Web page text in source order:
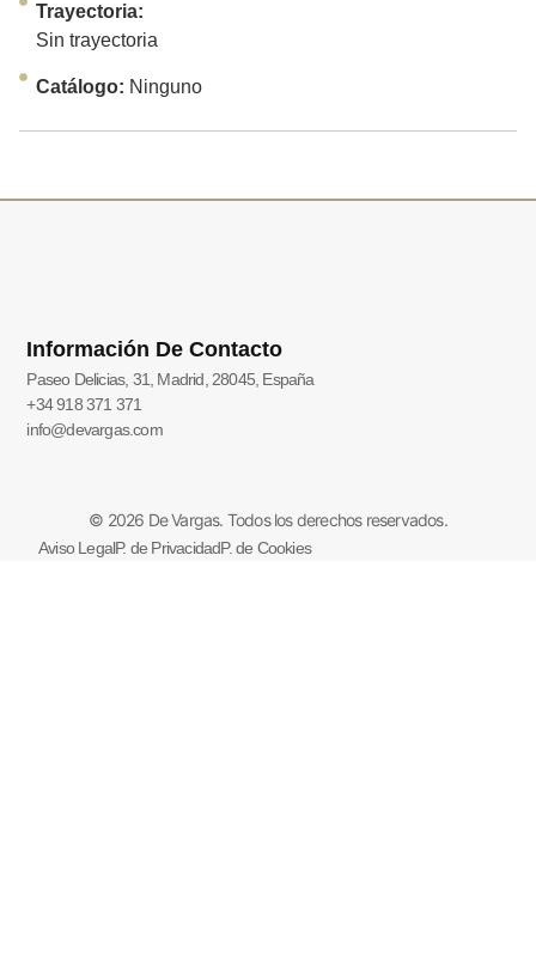
Trayectoria:
Sin trayectoria
Catálogo: Ninguno
Información De Contacto
Paseo Delicias, 31, Madrid, 28045, España
+34 918 371 371
info@devargas.com
© 2026 De Vargas. Todos los derechos reservados.
Aviso LegalP. de PrivacidadP. de Cookies